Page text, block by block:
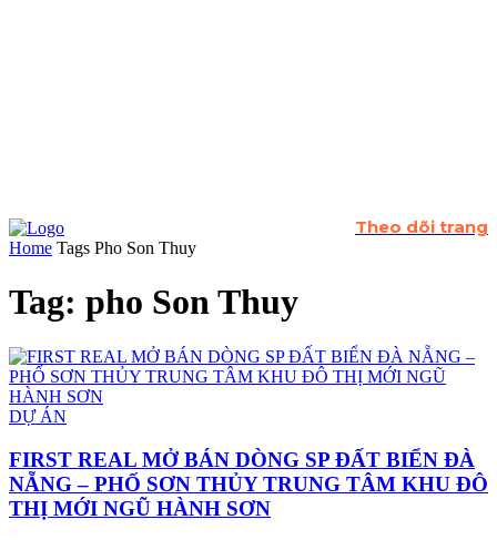
Theo dõi trang
Home Tags Pho Son Thuy
Tag: pho Son Thuy
DỰ ÁN
FIRST REAL MỞ BÁN DÒNG SP ĐẤT BIỂN ĐÀ
NẴNG – PHỐ SƠN THỦY TRUNG TÂM KHU ĐÔ
THỊ MỚI NGŨ HÀNH SƠN